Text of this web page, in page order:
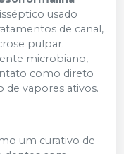
usado
de canal,
pulpar.
microbiano,
como direto
de vapores ativos.
um curativo de